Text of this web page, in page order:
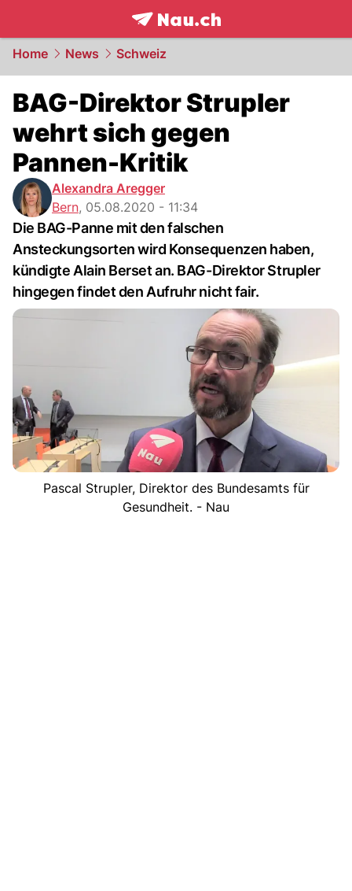
frontpage.NAU.ch
Home News Schweiz
BAG-Direktor Strupler
wehrt sich gegen
Pannen-Kritik
Alexandra Aregger
Bern, 05.08.2020 - 11:34
Die BAG-Panne mit den falschen
Ansteckungsorten wird Konsequenzen haben,
kündigte Alain Berset an. BAG-Direktor Strupler
hingegen findet den Aufruhr nicht fair.
Pascal Strupler, Direktor des Bundesamts für
Gesundheit. - Nau